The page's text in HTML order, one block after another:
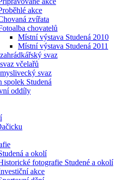
akce
zvířata
chovatelů
Místní výstava Studená 2010
Místní výstava Studená 2011
svaz
včelařů
svaz
spolek Studená
oddíly
a okolí
fotografie Studené a okolí
akce